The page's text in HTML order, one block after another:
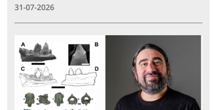
31-07-2026